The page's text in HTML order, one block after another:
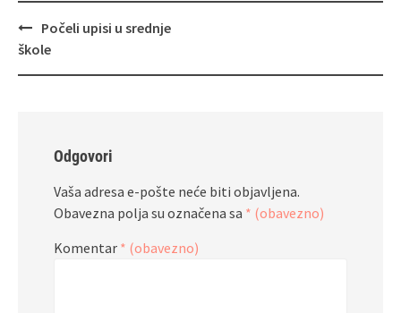
Navigacija
objava
Počeli upisi u srednje
škole
Odgovori
Vaša adresa e-pošte neće biti objavljena.
Obavezna polja su označena sa * (obavezno)
Komentar * (obavezno)